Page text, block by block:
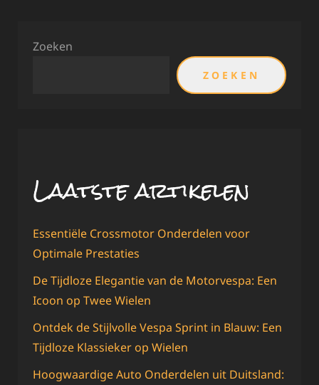
Zoeken
ZOEKEN
Laatste artikelen
Essentiële Crossmotor Onderdelen voor
Optimale Prestaties
De Tijdloze Elegantie van de Motorvespa: Een
Icoon op Twee Wielen
Ontdek de Stijlvolle Vespa Sprint in Blauw: Een
Tijdloze Klassieker op Wielen
Hoogwaardige Auto Onderdelen uit Duitsland: